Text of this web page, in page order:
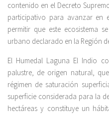
contenido en el Decreto
participativo para avanzar en
permitir que este ecosistema
urbano declarado en la Región
El Humedal Laguna El Indio
palustre, de origen natural,
régimen de saturación
superficie considerada para la
hectáreas y constituye un